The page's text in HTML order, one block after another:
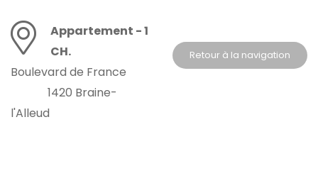
Appartement - 1
CH.
Boulevard de France
1420 Braine-
l'Alleud
Retour à la navigation